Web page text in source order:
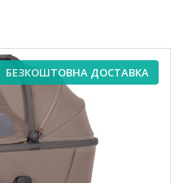
БЕЗКОШТОВНА ДОСТАВКА